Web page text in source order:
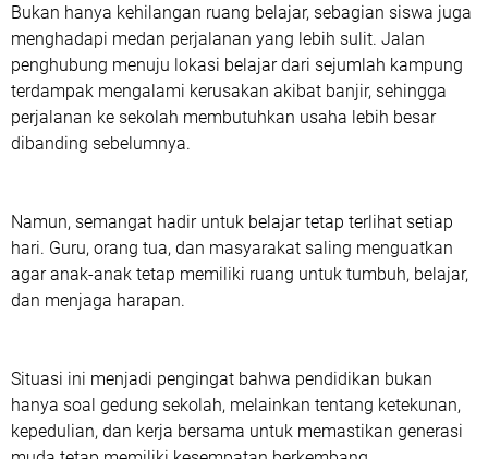
Bukan hanya kehilangan ruang belajar, sebagian siswa juga
menghadapi medan perjalanan yang lebih sulit. Jalan
penghubung menuju lokasi belajar dari sejumlah kampung
terdampak mengalami kerusakan akibat banjir, sehingga
perjalanan ke sekolah membutuhkan usaha lebih besar
dibanding sebelumnya.
Namun, semangat hadir untuk belajar tetap terlihat setiap
hari. Guru, orang tua, dan masyarakat saling menguatkan
agar anak-anak tetap memiliki ruang untuk tumbuh, belajar,
dan menjaga harapan.
Situasi ini menjadi pengingat bahwa pendidikan bukan
hanya soal gedung sekolah, melainkan tentang ketekunan,
kepedulian, dan kerja bersama untuk memastikan generasi